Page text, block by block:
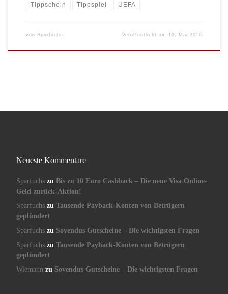
Tippschein Tippspiel UEFA
von Sparfuchs Veröffentlicht am 19. Mai 2016
Neueste Kommentare
Sparfuchszu Bis zu 10 Euro Cashback – Die neue Visa Online-
Geld-zurück-Aktion!
Sparfuchszu Tausende Payback-Konten von Betrügern
geplündert
Sparfuchszu Sovendus Gutscheine – Die wichtigsten Fragen
Sparfuchszu Tausende Payback-Konten von Betrügern
geplündert
Wiemann zu Sovendus Gutscheine – Die wichtigsten Fragen